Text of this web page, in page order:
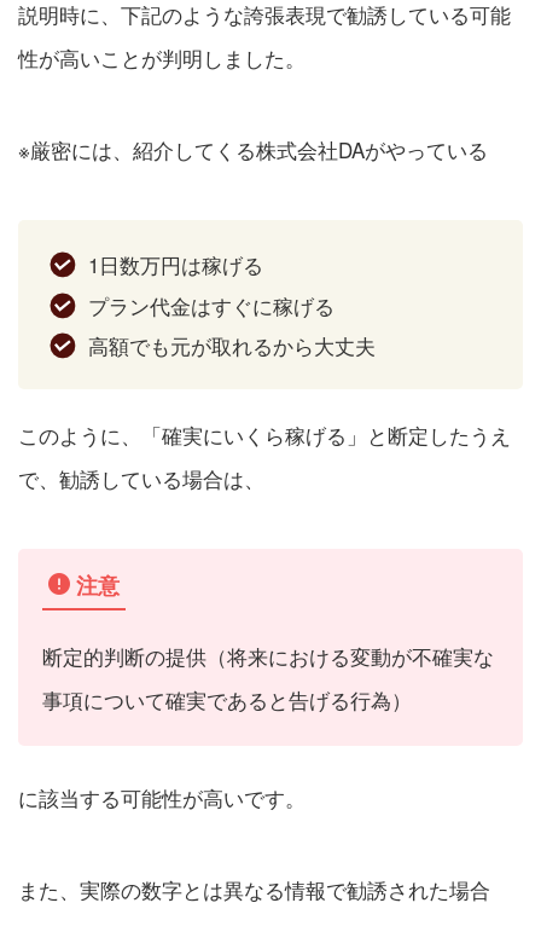
説明時に、下記のような誇張表現で勧誘している可能
性が高いことが判明しました。
※厳密には、紹介してくる株式会社DAがやっている
1日数万円は稼げる
プラン代金はすぐに稼げる
高額でも元が取れるから大丈夫
このように、「確実にいくら稼げる」と断定したうえ
で、勧誘している場合は、
注意
断定的判断の提供（将来における変動が不確実な
事項について確実であると告げる行為）
に該当する可能性が高いです。
また、実際の数字とは異なる情報で勧誘された場合